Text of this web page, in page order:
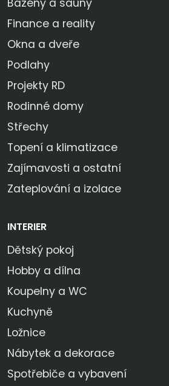
Finance a reality
Okna a dveře
Podlahy
Projekty RD
Rodinné domy
Střechy
Topení a klimatizace
Zajímavosti a ostatní
Zateplování a izolace
INTERIER
Dětský pokoj
Hobby a dílna
Koupelny a WC
Kuchyně
Ložnice
Nábytek a dekorace
Spotřebiče a vybavení